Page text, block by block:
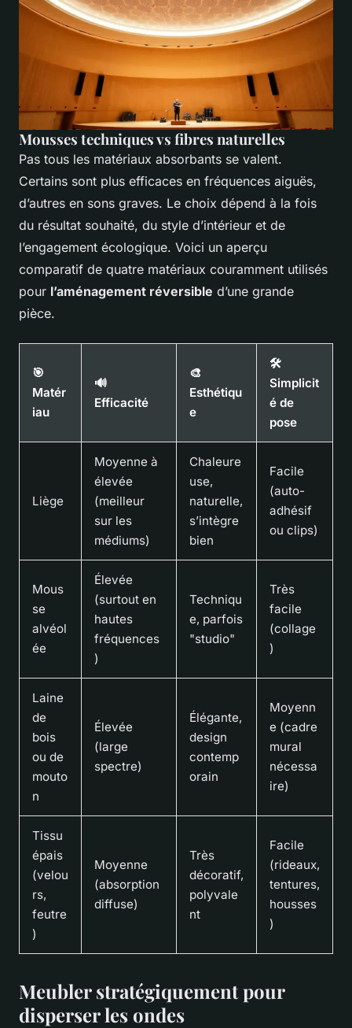
Mousses techniques vs fibres naturelles
Pas tous les matériaux absorbants se valent.
Certains sont plus efficaces en fréquences aiguës,
d’autres en sons graves. Le choix dépend à la fois
du résultat souhaité, du style d’intérieur et de
l’engagement écologique. Voici un aperçu
comparatif de quatre matériaux couramment utilisés
pour l’aménagement réversible d’une grande
pièce.
🎯
Matér
iau
🔊
Efficacité
🎨
Esthétiqu
e
🛠️
Simplicit
é de
pose
Liège
Moyenne à
élevée
(meilleur
sur les
médiums)
Chaleure
use,
naturelle,
s’intègre
bien
Facile
(auto-
adhésif
ou clips)
Mous
se
alvéol
ée
Élevée
(surtout en
hautes
fréquences
)
Techniqu
e, parfois
"studio"
Très
facile
(collage
)
Laine
de
bois
ou de
mouto
n
Élevée
(large
spectre)
Élégante,
design
contemp
orain
Moyenn
e (cadre
mural
nécessa
ire)
Tissu
épais
(velou
rs,
feutre
)
Moyenne
(absorption
diffuse)
Très
décoratif,
polyvale
nt
Facile
(rideaux,
tentures,
housses
)
Meubler stratégiquement pour
disperser les ondes